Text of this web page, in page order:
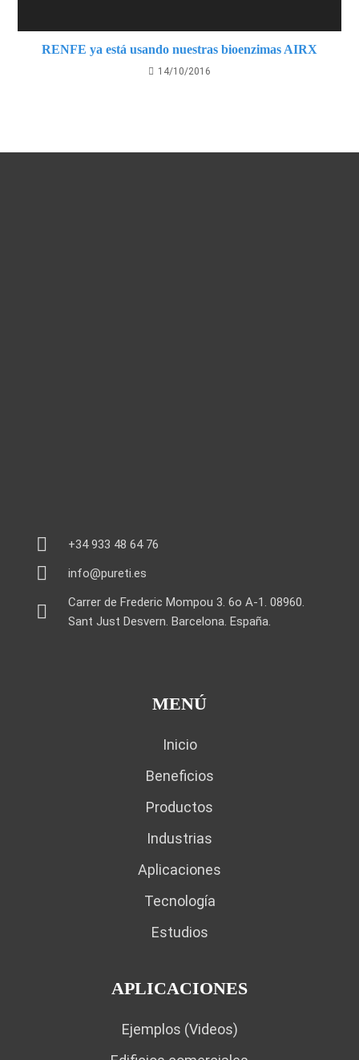
RENFE ya está usando nuestras bioenzimas AIRX
14/10/2016
+34 933 48 64 76
info@pureti.es
Carrer de Frederic Mompou 3. 6o A-1. 08960.
Sant Just Desvern. Barcelona. España.
MENÚ
Inicio
Beneficios
Productos
Industrias
Aplicaciones
Tecnología
Estudios
APLICACIONES
Ejemplos (Videos)